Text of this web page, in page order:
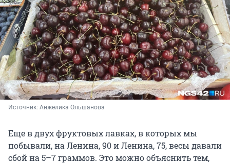
Источник: Анжелика Ольшанова
Еще в двух фруктовых лавках, в которых мы
побывали, на Ленина, 90 и Ленина, 75, весы давали
сбой на 5–7 граммов. Это можно объяснить тем,